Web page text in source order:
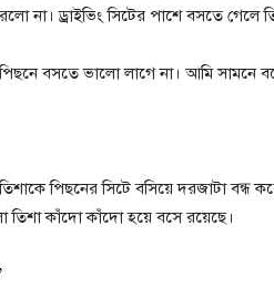
ড্রাইভিং সিটের পাশে বসতে গেলে
বসতে ভালো লাগে না। আমি সামনে
পিছনের সিটে বসিয়ে দরজাটা
কাঁদো কাঁদো হয়ে বসে রয়েছে।